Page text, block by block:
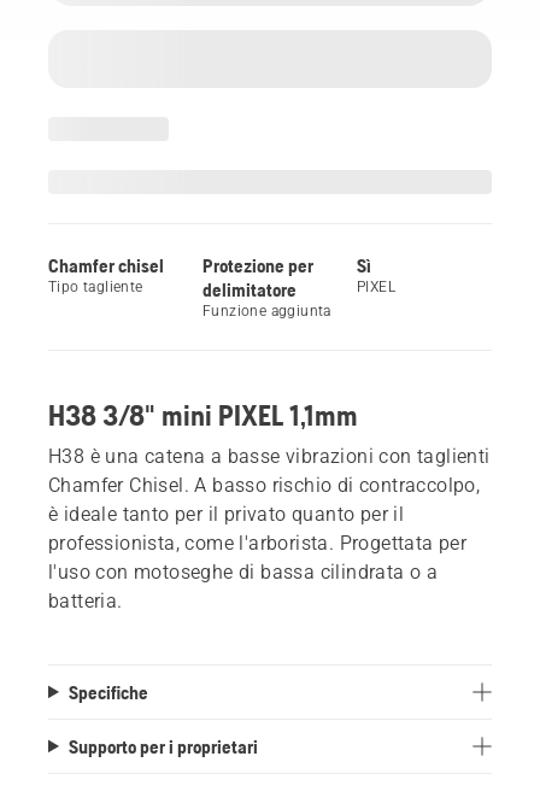
Chamfer chisel
Tipo tagliente
Protezione per
delimitatore
Funzione aggiunta
Sì
PIXEL
H38 3/8" mini PIXEL 1,1mm
H38 è una catena a basse vibrazioni con taglienti
Chamfer Chisel. A basso rischio di contraccolpo,
è ideale tanto per il privato quanto per il
professionista, come l'arborista. Progettata per
l'uso con motoseghe di bassa cilindrata o a
batteria.
Specifiche
Supporto per i proprietari